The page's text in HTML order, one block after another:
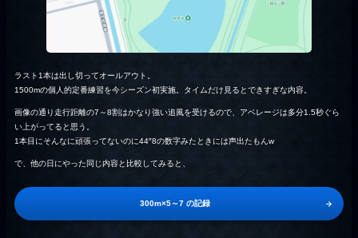
ラスト1本は出し切ってオールアウト。
1500mの個人的定番練習を今シーズン初実施。タイムだけ見るとできすぎな内容。
画像の通り走行距離の7～8割はかなり強い追風を受けるので、アベレージは多分1.5秒ぐら
い上がってると思う。
1本目にそんなに頑張ってないのに44″8の数字みたときには声出たもんw
で、他の日にやった同じ内容と比較してみると、
300m×5～7 の記録